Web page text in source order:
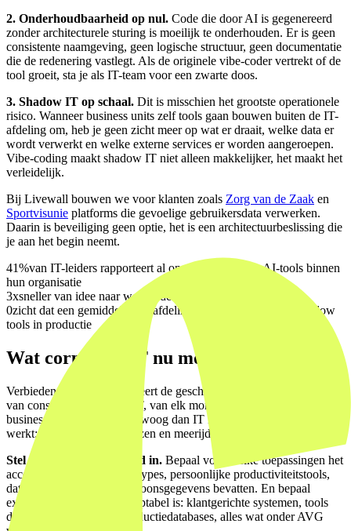
2. Onderhoudbaarheid op nul. Code die door AI is gegenereerd
zonder architecturele sturing is moeilijk te onderhouden. Er is geen
consistente naamgeving, geen logische structuur, geen documentatie
die de redenering vastlegt. Als de originele vibe-coder vertrekt of de
tool groeit, sta je als IT-team voor een zwarte doos.
3. Shadow IT op schaal. Dit is misschien het grootste operationele
risico. Wanneer business units zelf tools gaan bouwen buiten de IT-
afdeling om, heb je geen zicht meer op wat er draait, welke data er
wordt verwerkt en welke externe services er worden aangeroepen.
Vibe-coding maakt shadow IT niet alleen makkelijker, het maakt het
verleidelijk.
Bij Livewall bouwen we voor klanten zoals Zorg van de Zaak en
Sportvisunie platforms die gevoelige gebruikersdata verwerken.
Daarin is beveiliging geen optie, het is een architectuurbeslissing die
je aan het begin neemt.
41%van IT-leiders rapporteert al ongesanctioneerde AI-tools binnen
hun organisatie
3xsneller van idee naar werkende tool met AI-ondersteuning
0zicht dat een gemiddelde IT-afdeling heeft op vibe-coded shadow
tools in productie
Wat corporate IT nu moet doen
Verbieden werkt niet. Dat leert de geschiedenis van cloud-adoptie,
van consumerisering van IT, van elk moment dat een
businessbehoefte sneller bewoog dan IT kon leveren. Wat wel
werkt: structureren, begrenzen en meerijden.
Stel een vibe-coding beleid in. Bepaal voor welke toepassingen het
acceptabel is: interne prototypes, persoonlijke productiviteitstools,
data-analyses die geen persoonsgegevens bevatten. En bepaal
expliciet waar het niet acceptabel is: klantgerichte systemen, tools
die gekoppeld zijn aan productiedatabases, alles wat onder AVG